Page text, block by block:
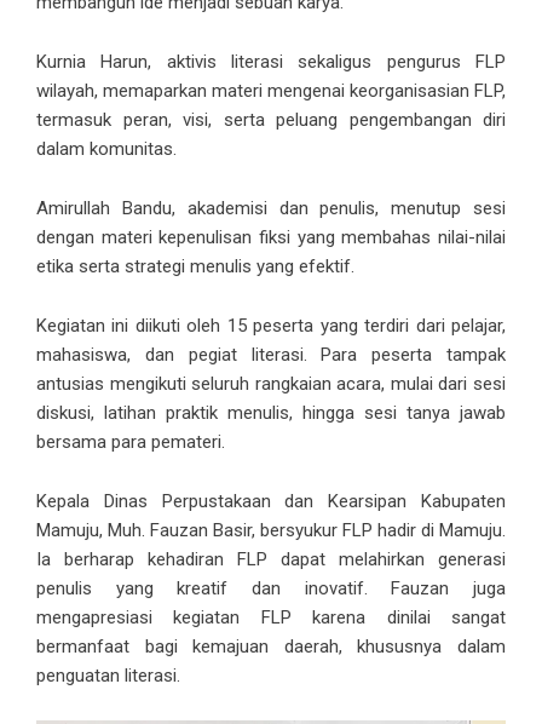
Kurnia Harun, aktivis literasi sekaligus pengurus FLP
wilayah, memaparkan materi mengenai keorganisasian FLP,
termasuk peran, visi, serta peluang pengembangan diri
dalam komunitas.
Amirullah Bandu, akademisi dan penulis, menutup sesi
dengan materi kepenulisan fiksi yang membahas nilai-nilai
etika serta strategi menulis yang efektif.
Kegiatan ini diikuti oleh 15 peserta yang terdiri dari pelajar,
mahasiswa, dan pegiat literasi. Para peserta tampak
antusias mengikuti seluruh rangkaian acara, mulai dari sesi
diskusi, latihan praktik menulis, hingga sesi tanya jawab
bersama para pemateri.
Kepala Dinas Perpustakaan dan Kearsipan Kabupaten
Mamuju, Muh. Fauzan Basir, bersyukur FLP hadir di Mamuju.
Ia berharap kehadiran FLP dapat melahirkan generasi
penulis yang kreatif dan inovatif. Fauzan juga
mengapresiasi kegiatan FLP karena dinilai sangat
bermanfaat bagi kemajuan daerah, khususnya dalam
penguatan literasi.